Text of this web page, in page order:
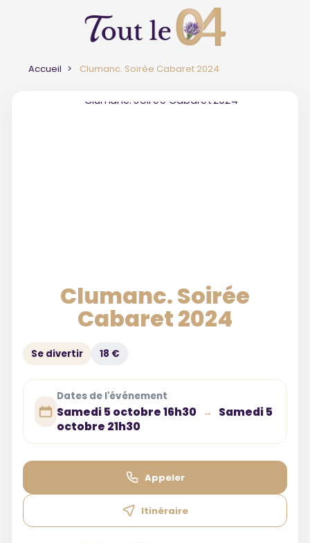
Accueil Clumanc. Soirée Cabaret 2024
Clumanc. Soirée
Cabaret 2024
Se divertir 18 €
Dates de l'événement
Samedi 5 octobre 16h30 →
Samedi 5
octobre 21h30
Appeler
Itinéraire